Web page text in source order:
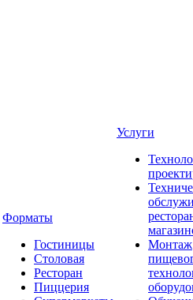
Форматы
Гостиницы
Столовая
Ресторан
Пиццерия
Услуги
Монтаж